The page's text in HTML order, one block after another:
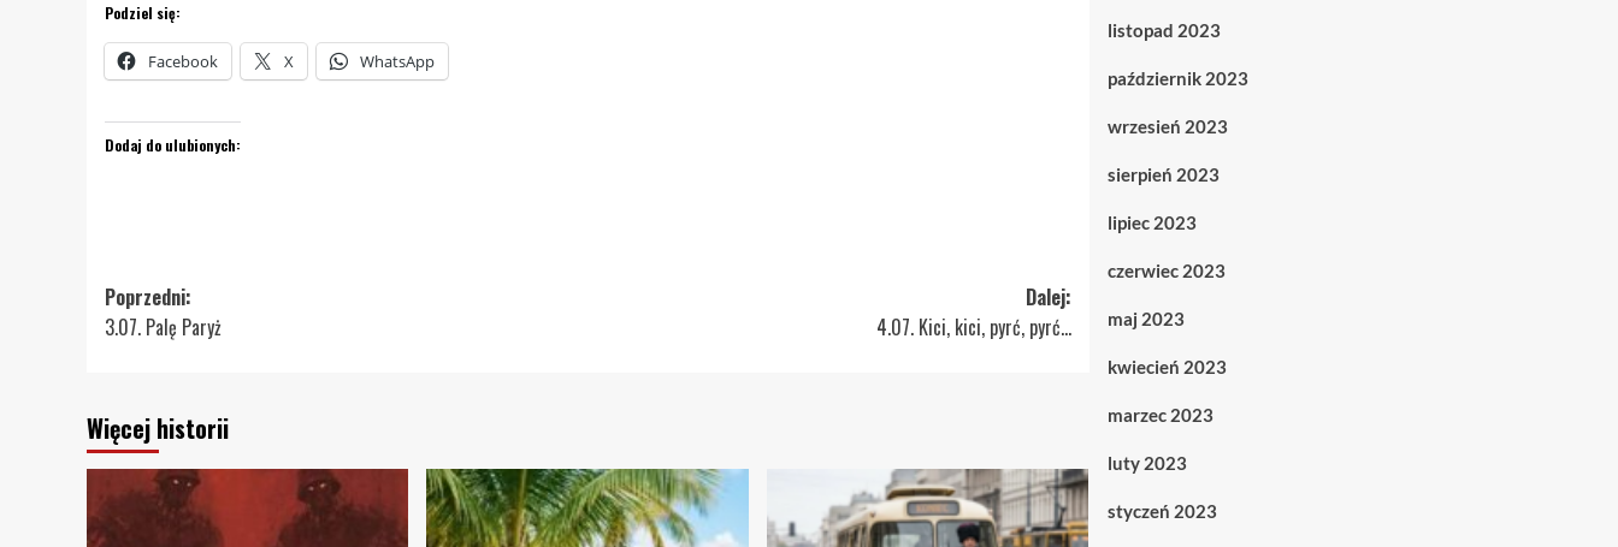
Podziel się:
Facebook X WhatsApp
Dodaj do ulubionych:
Zobacz
wpisy
Poprzedni:
3.07. Palę Paryż
Dalej:
4.07. Kici, kici, pyrć, pyrć…
Więcej historii
listopad 2023
październik 2023
wrzesień 2023
sierpień 2023
lipiec 2023
czerwiec 2023
maj 2023
kwiecień 2023
marzec 2023
luty 2023
styczeń 2023